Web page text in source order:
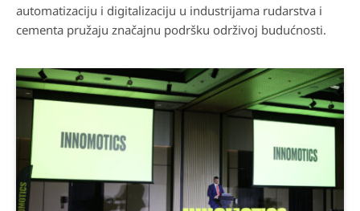
automatizaciju i digitalizaciju u industrijama rudarstva i
cementa pružaju značajnu podršku održivoj budućnosti.